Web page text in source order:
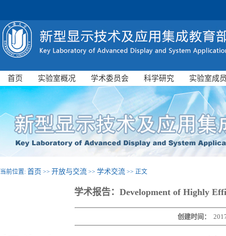
首页 实验室概况 学术委员会 科学研究 实验室成
当前位置: 首页 >> 开放与交流 >> 学术交流 >> 正文
学术报告：Development of Highly
创建时间：